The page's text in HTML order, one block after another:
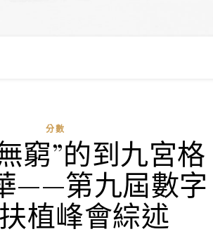
分數
窮”的到九宮格
——第九屆數字
植峰會綜述